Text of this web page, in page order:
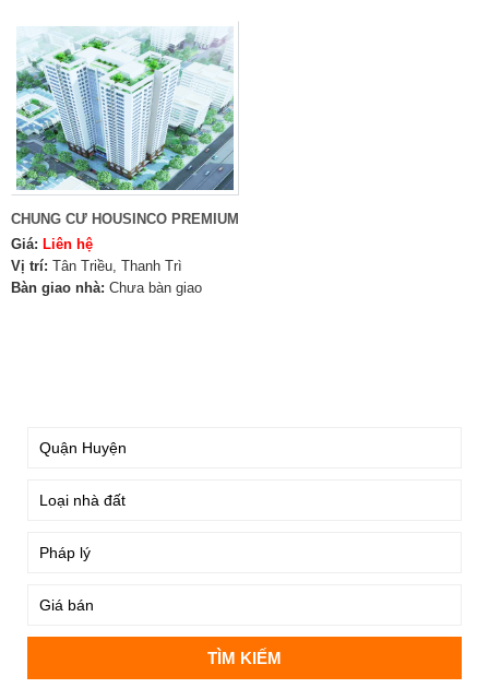
CHUNG CƯ HOUSINCO PREMIUM
Giá: Liên hệ
Vị trí: Tân Triều, Thanh Trì
Bàn giao nhà: Chưa bàn giao